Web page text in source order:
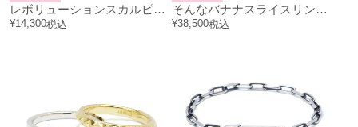
レボリューションスカルピアス-ブラック/片耳
¥14,300税込
そんなバナナスライスリングLS-シルバー/指輪
¥38,500税込